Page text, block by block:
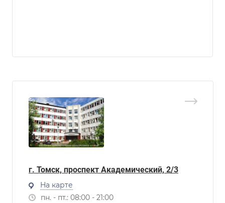
г. Томск, проспект Академический, 2/3
На карте
пн. - пт.: 08:00 - 21:00